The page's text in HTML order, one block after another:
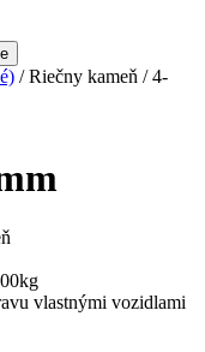
/ Riečny kameň / 4-
vlastnými vozidlami